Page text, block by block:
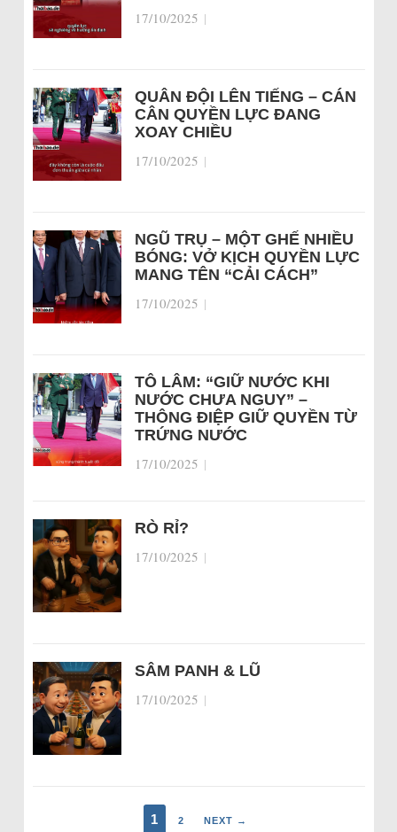
17/10/2025 |
QUÂN ĐỘI LÊN TIẾNG – CÁN
CÂN QUYỀN LỰC ĐANG
XOAY CHIỀU
17/10/2025 |
NGŨ TRỤ – MỘT GHẾ NHIỀU
BÓNG: VỞ KỊCH QUYỀN LỰC
MANG TÊN “CẢI CÁCH”
17/10/2025 |
TÔ LÂM: “GIỮ NƯỚC KHI
NƯỚC CHƯA NGUY” –
THÔNG ĐIỆP GIỮ QUYỀN TỪ
TRỨNG NƯỚC
17/10/2025 |
RÒ RỈ?
17/10/2025 |
SÂM PANH & LŨ
17/10/2025 |
1 2 NEXT →